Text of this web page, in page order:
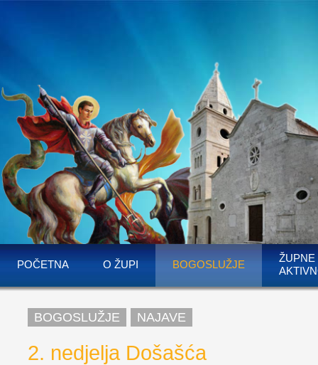
POČETNA O ŽUPI BOGOSLUŽJE
ŽUPNE
BOGOSLUŽJE NAJAVE
2. nedjelja Došašća